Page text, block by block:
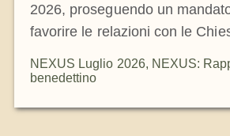
2026, proseguendo un
favorire le relazioni con le
NEXUS Luglio 2026, NEXUS:
benedettino